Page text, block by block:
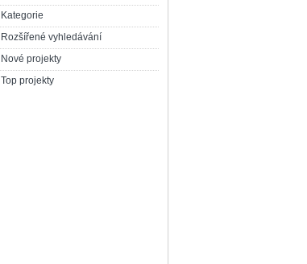
Kategorie
Rozšířené vyhledávání
Nové projekty
Top projekty